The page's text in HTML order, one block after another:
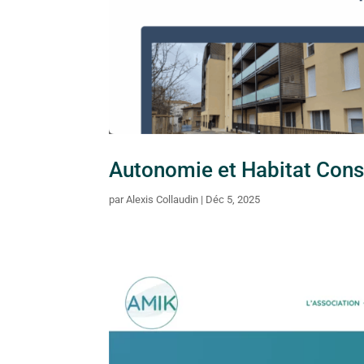
Autonomie et Habitat
parAlexis Collaudin | Déc 5, 2025